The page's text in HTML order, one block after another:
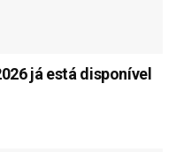
já está disponível